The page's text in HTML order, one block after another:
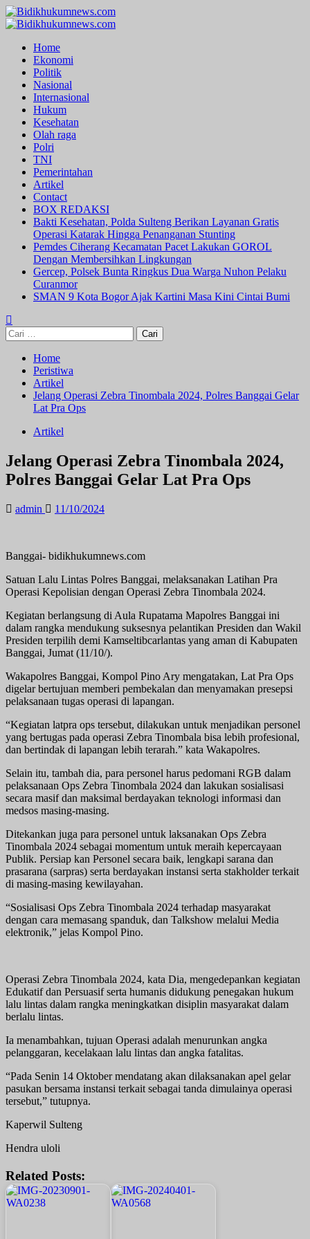
Skip
to
Primary
Home
Ekonomi
Politik
Nasional
Internasional
Hukum
Kesehatan
Olah raga
Polri
TNI
Pemerintahan
Artikel
Contact
BOX REDAKSI
Bakti Kesehatan, Polda Sulteng Berikan Layanan Gratis
Operasi Katarak Hingga Penanganan Stunting
Pemdes Ciherang Kecamatan Pacet Lakukan GOROL
Dengan Membersihkan Lingkungan
Gercep, Polsek Bunta Ringkus Dua Warga Nuhon Pelaku
Curanmor
SMAN 9 Kota Bogor Ajak Kartini Masa Kini Cintai Bumi
Cari
untuk:
Home
Peristiwa
Artikel
Jelang Operasi Zebra Tinombala 2024, Polres Banggai Gelar
Lat Pra Ops
Artikel
Jelang Operasi Zebra Tinombala 2024,
Polres Banggai Gelar Lat Pra Ops
admin 11/10/2024
Banggai- bidikhukumnews.com
Satuan Lalu Lintas Polres Banggai, melaksanakan Latihan Pra
Operasi Kepolisian dengan Operasi Zebra Tinombala 2024.
Kegiatan berlangsung di Aula Rupatama Mapolres Banggai ini
dalam rangka mendukung suksesnya pelantikan Presiden dan Wakil
Presiden terpilih demi Kamseltibcarlantas yang aman di Kabupaten
Banggai, Jumat (11/10/).
Wakapolres Banggai, Kompol Pino Ary mengatakan, Lat Pra Ops
digelar bertujuan memberi pembekalan dan menyamakan presepsi
pelaksanaan tugas operasi di lapangan.
“Kegiatan latpra ops tersebut, dilakukan untuk menjadikan personel
yang bertugas pada operasi Zebra Tinombala bisa lebih profesional,
dan bertindak di lapangan lebih terarah.” kata Wakapolres.
Selain itu, tambah dia, para personel harus pedomani RGB dalam
pelaksanaan Ops Zebra Tinombala 2024 dan lakukan sosialisasi
secara masif dan maksimal berdayakan teknologi informasi dan
medsos masing-masing.
Ditekankan juga para personel untuk laksanakan Ops Zebra
Tinombala 2024 sebagai momentum untuk meraih kepercayaan
Publik. Persiap kan Personel secara baik, lengkapi sarana dan
prasarana (sarpras) serta berdayakan instansi serta stakholder terkait
di masing-masing kewilayahan.
“Sosialisasi Ops Zebra Tinombala 2024 terhadap masyarakat
dengan cara memasang spanduk, dan Talkshow melalui Media
elektronik,” jelas Kompol Pino.
Operasi Zebra Tinombala 2024, kata Dia, mengedepankan kegiatan
Edukatif dan Persuasif serta humanis didukung penegakan hukum
lalu lintas dalam rangka meningkatkan disiplin masyarakat dalam
berlalu lintas.
Ia menambahkan, tujuan Operasi adalah menurunkan angka
pelanggaran, kecelakaan lalu lintas dan angka fatalitas.
“Pada Senin 14 Oktober mendatang akan dilaksanakan apel gelar
pasukan bersama instansi terkait sebagai tanda dimulainya operasi
tersebut,” tutupnya.
Kaperwil Sulteng
Hendra uloli
Related Posts: